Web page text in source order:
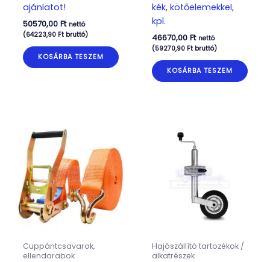
ajánlatot!
50570,00 Ft nettó
(64223,90 Ftbruttó)
KOSÁRBA TESZEM
kék, kötőelemekkel,
kpl.
46670,00 Ft nettó
(59270,90 Ftbruttó)
KOSÁRBA TESZEM
Cuppántcsavarok,
ellendarabok
Hajószállító tartozékok /
alkatrészek